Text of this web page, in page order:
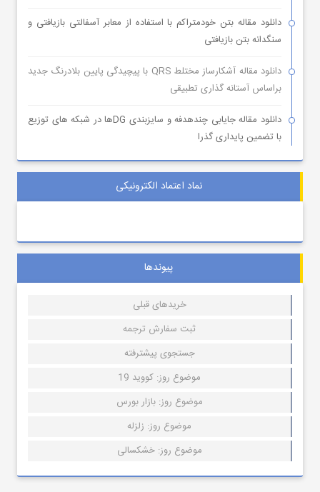
دانلود مقاله بتن خودمتراکم با استفاده از معابر آسفالتی بازیافتی و
سنگدانه بتن بازیافتی
دانلود مقاله آشکارساز مختلط QRS با پیچیدگی پایین بلادرنگ جدید
براساس آستانه گذاری تطبیقی
دانلود مقاله جایابی چندهدفه و سایزبندی DGها در شبکه های توزیع
با تضمین پایداری گذرا
نماد اعتماد الکترونیکی
پیوندها
خریدهای قبلی
ثبت سفارش ترجمه
جستجوی پیشترفته
موضوع روز: کووید 19
موضوع روز: بازار بورس
موضوع روز: زلزله
موضوع روز: خشکسالی